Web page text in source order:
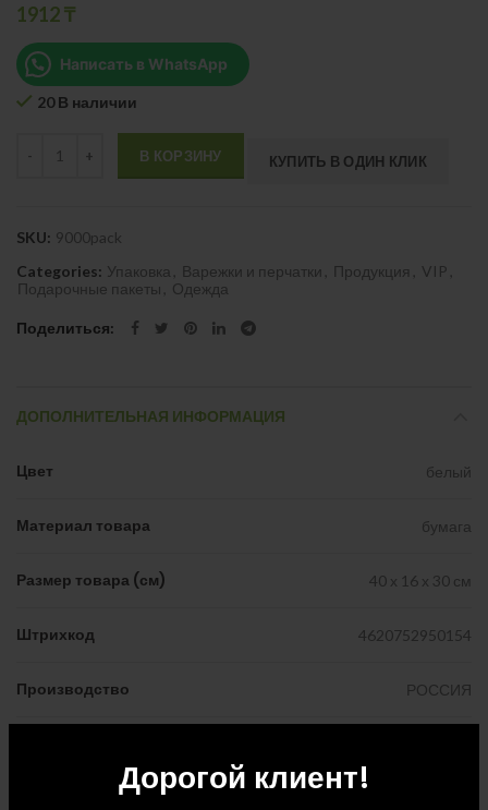
Дорогой клиент!
1912₸
Написать в WhatsApp
20 В наличии
В КОРЗИНУ КУПИТЬ В ОДИН КЛИК
SKU: 9000pack
Categories: Упаковка Варежки и перчатки Продукция VIP
Подарочные пакеты
Одежда
Поделиться
ДОПОЛНИТЕЛЬНАЯ ИНФОРМАЦИЯ
Цвет белый
Материал товара бумага
Размер товара (см) 40 х 16 х 30 см
Штрихкод 4620752950154
Производство РОССИЯ
Цвета товара